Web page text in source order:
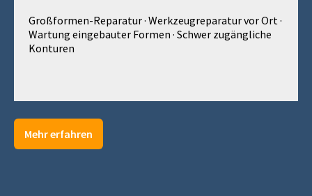
Großformen‑Reparatur · Werkzeugreparatur vor Ort ·
Wartung eingebauter Formen · Schwer zugängliche
Konturen
Mehr erfahren